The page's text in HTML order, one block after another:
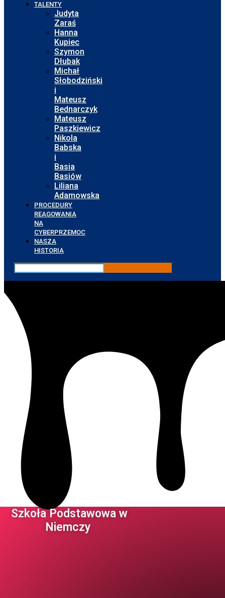
TALENTY
Judyta
Zaraś
Hanna
Kupiec
Szymon
Dłubak
Michał
Słobodziński
i
Mateusz
Bednarczyk
Mateusz
Paszkiewicz
Nikola
Babska
i
Basia
Basiów
Liliana
Adamowska
PROCEDURY
REAGOWANIA
NA
CYBERPRZEMOC
NASZA
HISTORIA
Szkoła Podstawowa w
Niemczy ​